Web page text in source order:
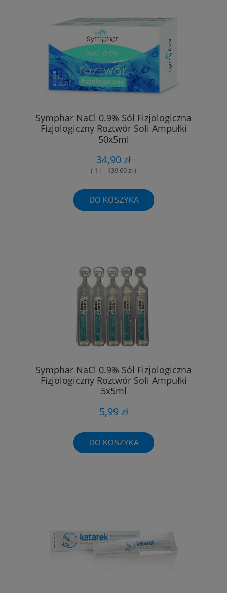
Symphar NaCl 0.9% Sól Fizjologiczna
Fizjologiczny Roztwór Soli Ampułki
50x5ml
34,90 zł
( 1 l = 139,60 zł )
DO KOSZYKA
Symphar NaCl 0.9% Sól Fizjologiczna
Fizjologiczny Roztwór Soli Ampułki
5x5ml
5,99 zł
DO KOSZYKA